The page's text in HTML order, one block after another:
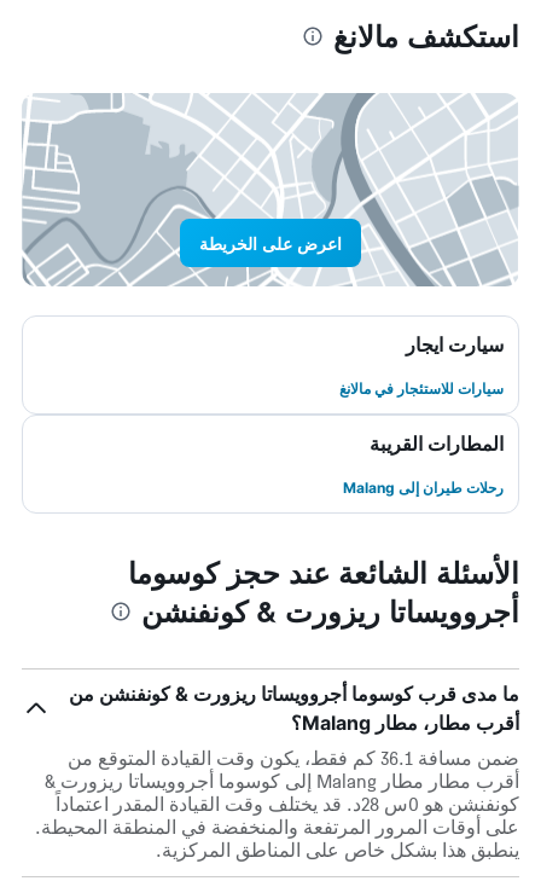
استكشف مالانغ
اعرض على الخريطة
سيارت ايجار
سيارات للاستئجار في مالانغ
المطارات القريبة
رحلات طيران إلى Malang
الأسئلة الشائعة عند حجز كوسوما
أجروويساتا ريزورت & كونفنشن
ما مدى قرب كوسوما أجروويساتا ريزورت & كونفنشن من
أقرب مطار، مطار Malang؟
ضمن مسافة 36.1 كم فقط، يكون وقت القيادة المتوقع من
أقرب مطار مطار Malang إلى كوسوما أجروويساتا ريزورت &
كونفنشن هو 0س 28د. قد يختلف وقت القيادة المقدر اعتماداً
على أوقات المرور المرتفعة والمنخفضة في المنطقة المحيطة.
ينطبق هذا بشكل خاص على المناطق المركزية.